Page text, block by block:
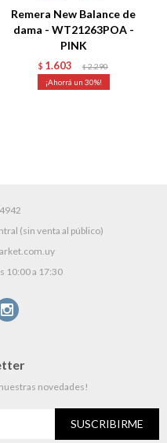
Remera New Balance de
dama - WT21263POA -
PINK
$ 1.603 $ 2.290
30
(sin venta al público)
10:00 a 17:30

novedades!
SUSCRIBIRME